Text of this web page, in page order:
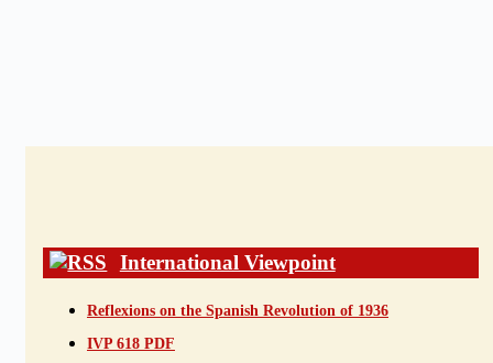
International Viewpoint
Reflexions on the Spanish Revolution of 1936
IVP 618 PDF